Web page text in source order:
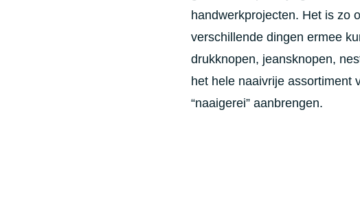
handwerkprojecten. Het is zo
verschillende dingen ermee
drukknopen, jeansknopen,
het hele naaivrije assortiment
“naaigerei” aanbrengen.